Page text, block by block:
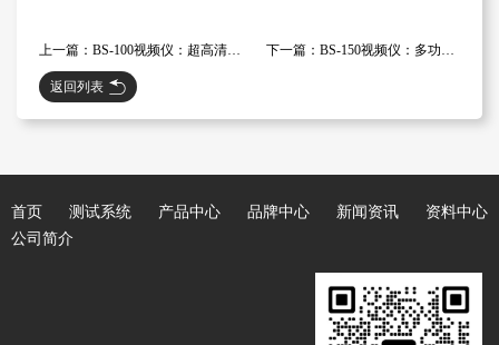
上一篇：BS-100视频仪：超高清晰度、多功能的影像设备 下一篇：BS-150视频仪：多功能、便捷的影像设备
返回列表
首页 测试系统 产品中心 品牌中心 新闻资讯
资料中心
公司简介